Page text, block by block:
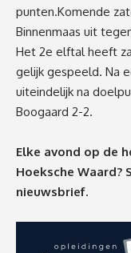
punten.Komende
Binnenmaas uit
Het 2e elftal heeft
gelijk gespeeld. Na
uiteindelijk na
Boogaard 2-2.
Elke avond op de
Hoeksche Waard?
nieuwsbrief.